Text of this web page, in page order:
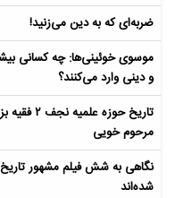
ضربه‌ای که به دین می‌زنید!
موسوی خوئینی‌ها: چه کسانی
و دینی وارد می‌کنند؟
تاریخ
مرحوم خویی
نگاهی به شش فیلم مشهور
شده‌اند